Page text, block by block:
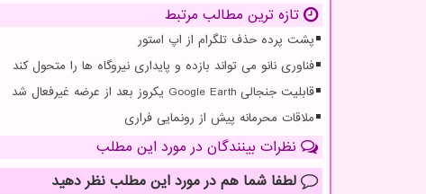
تازه ترین مطالب مرتبط
پشت پرده حذف تلگرام از اپ استور
فناوری نانو می تواند بازده و پایداری نیروگاه ها را متحول کند
قابلیت جنجالی Google Earth یکروز بعد از عرضه غیرفعال شد
ملاقات محرمانه پیش از رونمایی فراری
نظرات بینندگان در مورد این مطلب
لطفا شما هم در مورد این مطلب نظر دهید